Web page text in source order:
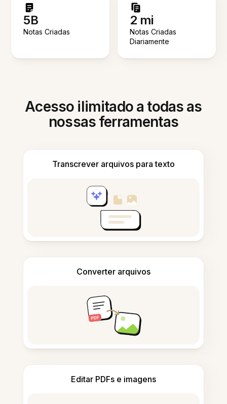
5B
Notas Criadas
2 mi
Notas Criadas
Diariamente
Acesso ilimitado a todas as
nossas ferramentas
Transcrever arquivos para texto
Converter arquivos
Editar PDFs e imagens